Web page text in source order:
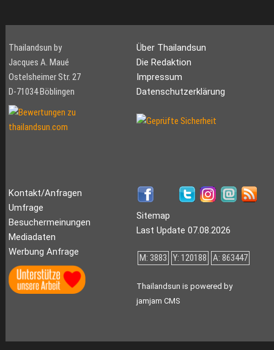
Thailandsun by
Jacques A. Maué
Ostelsheimer Str. 27
D-71034 Böblingen
Über Thailandsun
Die Redaktion
Impressum
Datenschutzerklärung
Kontakt/Anfragen
Umfrage
Besuchermeinungen
Mediadaten
Werbung Anfrage
Sitemap
Last Update 07.08.2026
M: 3883 Y: 120188 A: 863447
Thailandsun is powered by
jamjam CMS